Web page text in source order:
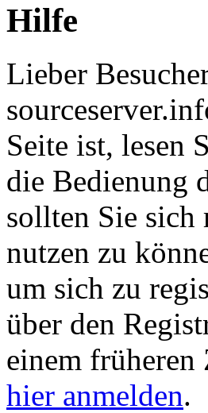
Hilfe
Lieber
Seite ist, lesen
die Bedienung
sollten Sie sich
nutzen zu
um sich zu
über den
einem
hier anmelden.